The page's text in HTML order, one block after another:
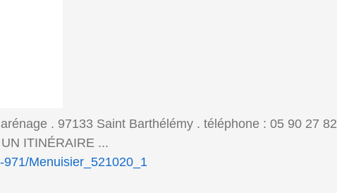
. 97133 Saint Barthélémy . téléphone : 05 90 27 82
ITINÉRAIRE ...
Menuisier_521020_1